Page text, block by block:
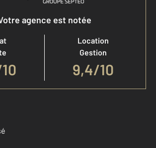
agence est notée
10
Location
Gestion
9,4/10